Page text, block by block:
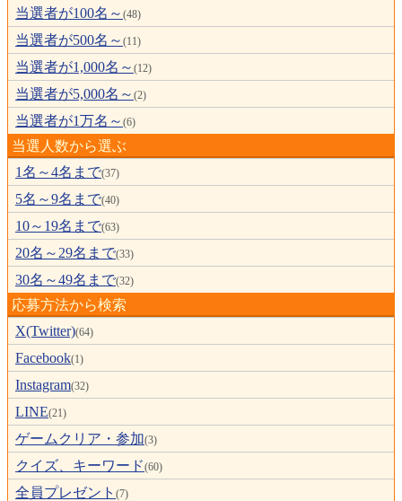
当選者が100名～ (48)
当選者が500名～ (11)
当選者が1,000名～ (12)
当選者が5,000名～ (2)
当選者が1万名～ (6)
当選人数から選ぶ
1名～4名まで(37)
5名～9名まで(40)
10～19名まで(63)
20名～29名まで(33)
30名～49名まで(32)
応募方法から検索
X(Twitter)(64)
Facebook(1)
Instagram(32)
LINE(21)
ゲームクリア・参加(3)
クイズ、キーワード(60)
全員プレゼント (7)